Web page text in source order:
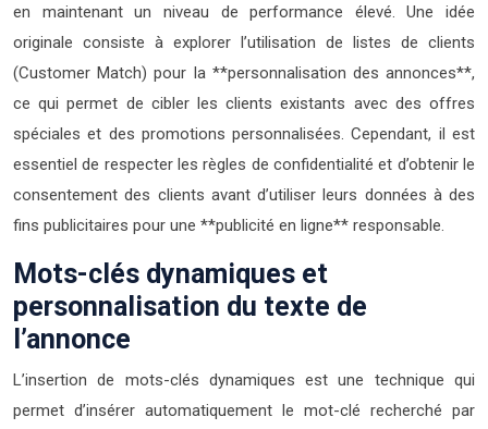
en maintenant un niveau de performance élevé. Une idée
originale consiste à explorer l’utilisation de listes de clients
(Customer Match) pour la **personnalisation des annonces**,
ce qui permet de cibler les clients existants avec des offres
spéciales et des promotions personnalisées. Cependant, il est
essentiel de respecter les règles de confidentialité et d’obtenir le
consentement des clients avant d’utiliser leurs données à des
fins publicitaires pour une **publicité en ligne** responsable.
Mots-clés dynamiques et
personnalisation du texte de
l’annonce
L’insertion de mots-clés dynamiques est une technique qui
permet d’insérer automatiquement le mot-clé recherché par